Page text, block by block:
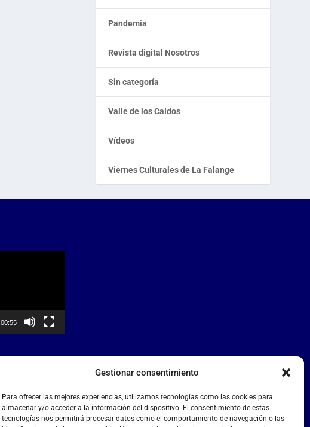
Gestionar consentimiento
Para ofrecer las mejores experiencias, utilizamos tecnologías como las cookies para
almacenar y/o acceder a la información del dispositivo. El consentimiento de estas
tecnologías nos permitirá procesar datos como el comportamiento de navegación o las
Pandemia
Revista digital Nosotros
Sin categoría
Valle de los Caídos
Vídeos
Viernes Culturales de La Falange
00:55